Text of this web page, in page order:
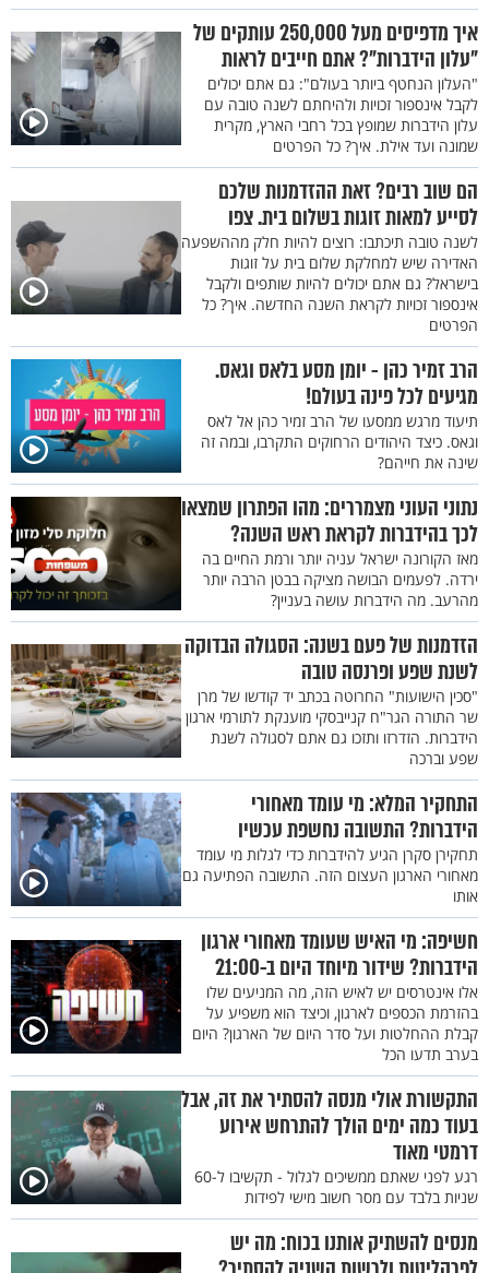
איך מדפיסים מעל 250,000 עותקים של
"עלון הידברות"? אתם חייבים לראות
"העלון הנחטף ביותר בעולם": גם אתם יכולים
לקבל אינספור זכויות ולהיחתם לשנה טובה עם
עלון הידברות שמופץ בכל רחבי הארץ, מקרית
שמונה ועד אילת. איך? כל הפרטים
הם שוב רבים? זאת ההזדמנות שלכם
לסייע למאות זוגות בשלום בית. צפו
לשנה טובה תיכתבו: רוצים להיות חלק מההשפעה
האדירה שיש למחלקת שלום בית על זוגות
בישראל? גם אתם יכולים להיות שותפים ולקבל
אינספור זכויות לקראת השנה החדשה. איך? כל
הפרטים
הרב זמיר כהן - יומן מסע בלאס וגאס.
מגיעים לכל פינה בעולם!
תיעוד מרגש ממסעו של הרב זמיר כהן אל לאס
וגאס. כיצד היהודים הרחוקים התקרבו, ובמה זה
שינה את חייהם?
נתוני העוני מצמררים: מהו הפתרון שמצאו
לכך בהידברות לקראת ראש השנה?
מאז הקורונה ישראל עניה יותר ורמת החיים בה
ירדה. לפעמים הבושה מציקה בבטן הרבה יותר
מהרעב. מה הידברות עושה בעניין?
הזדמנות של פעם בשנה: הסגולה הבדוקה
לשנת שפע ופרנסה טובה
"סכין הישועות" החרוטה בכתב יד קודשו של מרן
שר התורה הגר"ח קנייבסקי מוענקת לתורמי ארגון
הידברות. הזדרזו ותזכו גם אתם לסגולה לשנת
שפע וברכה
התחקיר המלא: מי עומד מאחורי
הידברות? התשובה נחשפת עכשיו
תחקירן סקרן הגיע להידברות כדי לגלות מי עומד
מאחורי הארגון העצום הזה. התשובה הפתיעה גם
אותו
חשיפה: מי האיש שעומד מאחורי ארגון
הידברות? שידור מיוחד היום ב-21:00
אלו אינטרסים יש לאיש הזה, מה המניעים שלו
בהזרמת הכספים לארגון, וכיצד הוא משפיע על
קבלת ההחלטות ועל סדר היום של הארגון? היום
בערב תדעו הכל
התקשורת אולי מנסה להסתיר את זה, אבל
בעוד כמה ימים הולך להתרחש אירוע
דרמטי מאוד
רגע לפני שאתם ממשיכים לגלול - תקשיבו ל-60
שניות בלבד עם מסר חשוב מישי לפידות
מנסים להשתיק אותנו בכוח: מה יש